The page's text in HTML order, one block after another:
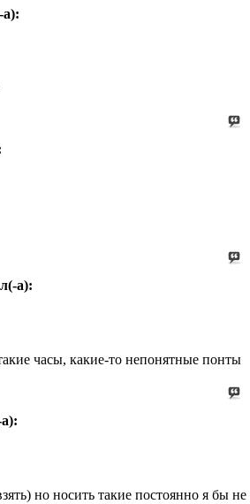
а):
а):
часы, какие-то непонятные понты
но носить такие постоянно я бы не